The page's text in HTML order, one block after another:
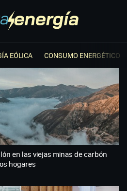
EÓLICA CONSUMO ENERGÉTICO
en las viejas minas de carbón
hogares